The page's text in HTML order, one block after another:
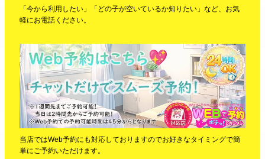
「今から利用したい」「どの子が空いているか知りたい」など、お気
軽にお電話ください。
当店ではWeb予約にも対応しておりますのでお好きなタイミングで簡
単にご予約いただけます。